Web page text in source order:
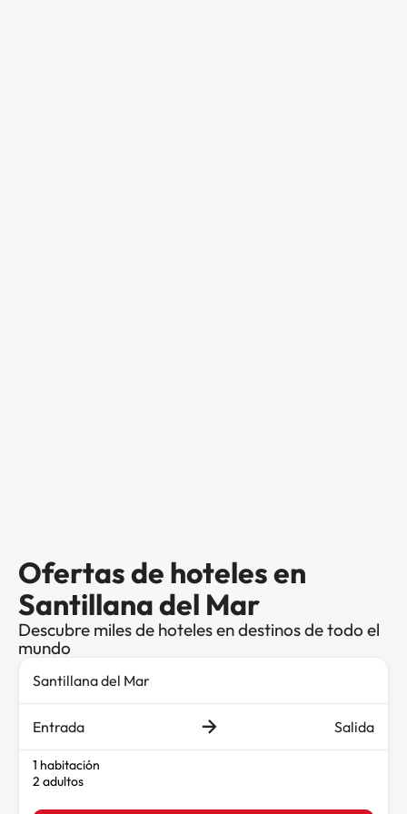
Ofertas de hoteles en
Santillana del Mar
Descubre miles de hoteles en destinos de todo el
mundo
Entrada Salida
1 habitación
2 adultos